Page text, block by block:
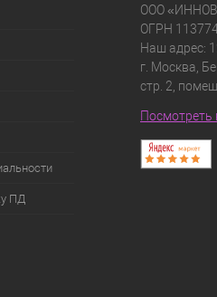
ПД
ООО
ОГРН
Наш адрес:
г. Москва,
стр. 2,
Посмотреть